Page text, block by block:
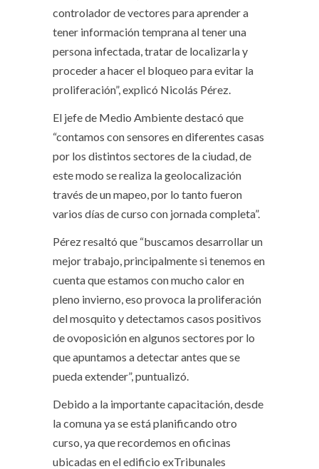
controlador de vectores para aprender a
tener información temprana al tener una
persona infectada, tratar de localizarla y
proceder a hacer el bloqueo para evitar la
proliferación”, explicó Nicolás Pérez.
El jefe de Medio Ambiente destacó que
“contamos con sensores en diferentes casas
por los distintos sectores de la ciudad, de
este modo se realiza la geolocalización
través de un mapeo, por lo tanto fueron
varios días de curso con jornada completa”.
Pérez resaltó que “buscamos desarrollar un
mejor trabajo, principalmente si tenemos en
cuenta que estamos con mucho calor en
pleno invierno, eso provoca la proliferación
del mosquito y detectamos casos positivos
de ovoposición en algunos sectores por lo
que apuntamos a detectar antes que se
pueda extender”, puntualizó.
Debido a la importante capacitación, desde
la comuna ya se está planificando otro
curso, ya que recordemos en oficinas
ubicadas en el edificio exTribunales